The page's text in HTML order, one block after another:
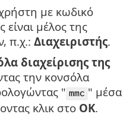
με κωδικό
μέλος της
π.χ.: Διαχειριστής.
διαχείρισης της
την κονσόλα
" mmc " μέσα
κλικ στο OK.